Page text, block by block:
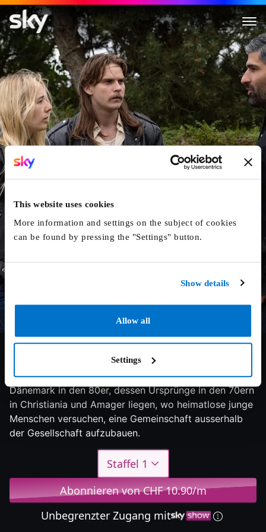
This website uses cookies
More information and settings on the subject of cookies
can be found by pressing the "Settings" button.
Show details
Allow all
Settings
Bullshit
7/10 2024 1 Staffel Thriller
Die Geschichte des ersten grossen Bikerkriegs in
Dänemark in den 80er, dessen Ursprünge in den 70ern
in Christiania und Amager liegen, wo heimatlose junge
Menschen versuchen, eine Gemeinschaft ausserhalb
der Gesellschaft aufzubauen.
Staffel 1
Abonnieren von CHF 10.90/m
Unbegrenzter Zugang mit